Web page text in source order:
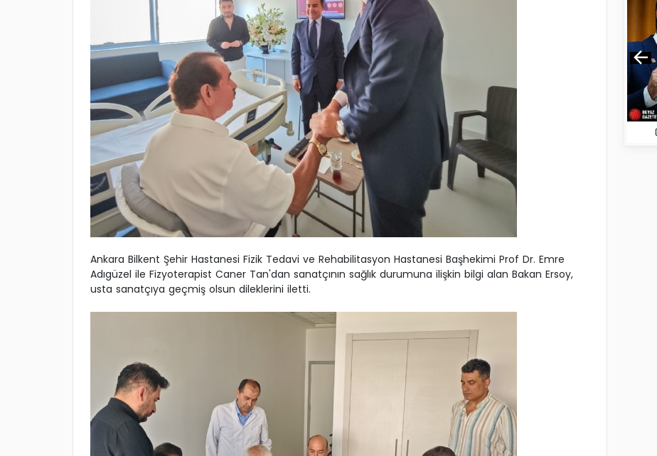
Ankara Bilkent Şehir Hastanesi Fizik Tedavi ve Rehabilitasyon Hastanesi Başhekimi Prof Dr. Emre
Adıgüzel ile Fizyoterapist Caner Tan'dan sanatçının sağlık durumuna ilişkin bilgi alan Bakan Ersoy,
usta sanatçıya geçmiş olsun dileklerini iletti.